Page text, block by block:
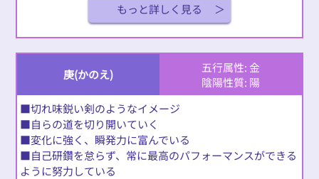
もっと詳しく見る
庚(かのえ)
五行属性: 金
陰陽性質: 陽
■切れ味鋭い剣のようなイメージ
■自らの道を切り開いていく
■変化に強く、瞬発力に富んでいる
■自己研鑽を怠らず、常に最高のパフォーマンスができる
ように努力している